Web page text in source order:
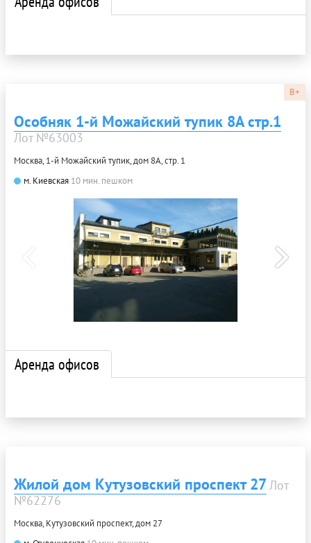
B+
Особняк 1-й Можайский тупик 8А стр.1
Лот №63003
Москва, 1-й Можайский тупик, дом 8А, стр. 1
м. Киевская 10 мин. пешком
Аренда офисов
Жилой дом Кутузовский проспект 27 Лот
№62276
Москва, Кутузовский проспект, дом 27